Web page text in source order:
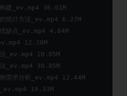
建_ev.mp4 36.01M
统计方法_ev.mp4 6.27M
缺点_ev.mp4 4.84M
12.20M
_ev.mp4 10.85M
_ev.mp4 30.85M
需求分析_ev.mp4 12.44M
19.33M